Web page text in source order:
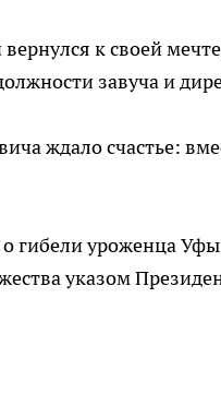
к своей
завуча и
ждало счастье:
гибели уроженца
указом